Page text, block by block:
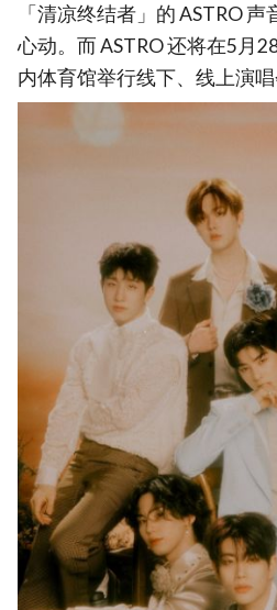
「清凉终结者」的 ASTRO
心动。而 ASTRO 还将在5月
内体育馆举行线下、线上演唱